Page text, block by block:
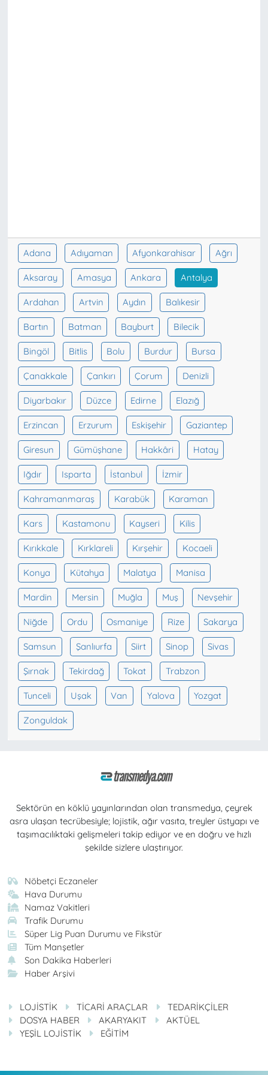
Adana Adıyaman Afyonkarahisar Ağrı
Aksaray Amasya Ankara Antalya
Ardahan Artvin Aydın Balıkesir
Bartın Batman Bayburt Bilecik
Bingöl Bitlis Bolu Burdur Bursa
Çanakkale Çankırı Çorum Denizli
Diyarbakır Düzce Edirne Elazığ
Erzincan Erzurum Eskişehir Gaziantep
Giresun Gümüşhane Hakkâri Hatay
Iğdır Isparta İstanbul İzmir
Kahramanmaraş Karabük Karaman
Kars Kastamonu Kayseri Kilis
Kırıkkale Kırklareli Kırşehir Kocaeli
Konya Kütahya Malatya Manisa
Mardin Mersin Muğla Muş Nevşehir
Niğde Ordu Osmaniye Rize Sakarya
Samsun Şanlıurfa Siirt Sinop Sivas
Şırnak Tekirdağ Tokat Trabzon
Tunceli Uşak Van Yalova Yozgat
Zonguldak
Sektörün en köklü yayınlarından olan transmedya, çeyrek
asra ulaşan tecrübesiyle; lojistik, ağır vasıta, treyler üstyapı ve
taşımacılıktaki gelişmeleri takip ediyor ve en doğru ve hızlı
şekilde sizlere ulaştırıyor.
Nöbetçi Eczaneler
Hava Durumu
Namaz Vakitleri
Trafik Durumu
Süper Lig Puan Durumu ve Fikstür
Tüm Manşetler
Son Dakika Haberleri
Haber Arşivi
LOJİSTİK TİCARİ ARAÇLAR
TEDARİKÇİLER
DOSYA HABER
AKARYAKIT
AKTÜEL
YEŞİL LOJİSTİK
EĞİTİM